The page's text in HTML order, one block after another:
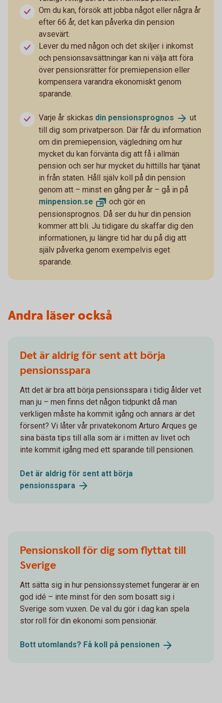
Om du kan, försök att jobba något eller några år
efter 66 år, det kan påverka din pension
avsevärt.
Lever du med någon och det skiljer i inkomst
och pensionsavsättningar kan ni välja att föra
över pensionsrätter för premiepension eller
kompensera varandra ekonomiskt genom
sparande.
Varje år skickas din pensionsprognos
ut
till dig som privatperson. Där får du information
om din premiepension, vägledning om hur
mycket du kan förvänta dig att få i allmän
pension och ser hur mycket du hittills har tjänat
in från staten. Håll själv koll på din pension
genom att – minst en gång per år – gå in på
minpension.se
och gör en
pensionsprognos. Då ser du hur din pension
kommer att bli. Ju tidigare du skaffar dig den
informationen, ju längre tid har du på dig att
själv påverka genom exempelvis eget
sparande.
Andra läser också
Det är aldrig för sent att börja
pensionsspara
Att det är bra att börja pensionsspara i tidig ålder vet
man ju – men finns det någon tidpunkt då man
verkligen måste ha kommit igång och annars är det
försent? Vi låter vår privatekonom Arturo Arques ge
sina bästa tips till alla som är i mitten av livet och
inte kommit igång med ett sparande till pensionen.
Det är aldrig för sent att börja
pensionsspara
Pensionskoll för dig som flyttat till
Sverige
Att sätta sig in hur pensionssystemet fungerar är en
god idé – inte minst för den som bosatt sig i
Sverige som vuxen. De val du gör i dag kan spela
stor roll för din ekonomi som pensionär.
Bott utomlands? Få koll på pensionen